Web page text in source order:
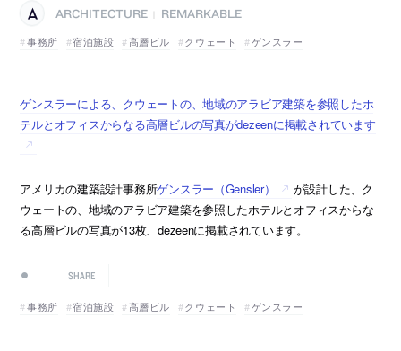
ARCHITECTURE
REMARKABLE
事務所
宿泊施設 高層ビル クウェート ゲンスラー
ゲンスラーによる、クウェートの、地域のアラビア建築を参照したホ
テルとオフィスからなる高層ビルの写真がdezeenに掲載されています
アメリカの建築設計事務所ゲンスラー（Gensler）
が設計した、ク
ウェートの、地域のアラビア建築を参照したホテルとオフィスからな
る高層ビルの写真が13枚、dezeenに掲載されています。
SHARE
事務所 宿泊施設 高層ビル クウェート ゲンスラー